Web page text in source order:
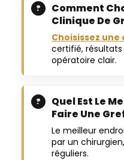
Comment
Clinique De
Choisissez une
certifié,
opératoire clair.
Quel Est Le
Faire Une
Le meilleur
par un
réguliers.